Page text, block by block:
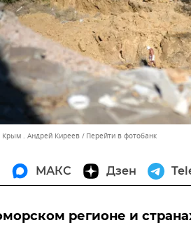
. Андрей Киреев Перейти в фотобанк
МАКС Дзен
регионе и